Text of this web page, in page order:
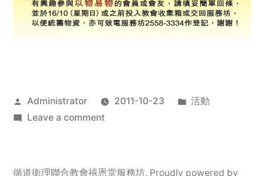
Posted
by
Administrator 2011-10-23
Posted
活動
Leave a commenton
服
循道衛理聯合教會禧恩堂服務坊, Proudly powered by